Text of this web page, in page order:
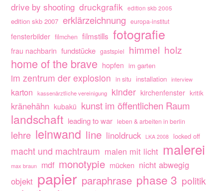
drive by shooting druckgrafik edition skb 2005
edition skb 2007 erklärzeichnung europa-institut
fensterbilder filmchen filmstills fotografie
frau nachbarin fundstücke gastspiel himmel holz
home of the brave hopfen im garten
im zentrum der explosion in situ installation interview
karton kassenärztliche vereinigung kinder kirchenfenster kritik
kränehähn kubakü kunst im öffentlichen Raum
landschaft leading to war leben & arbeiten in berlin
lehre leinwand line linoldruck LKA 2008 locked off
macht und machtraum malen mit licht malerei
max braun mdf monotypie mücken nicht abwegig
objekt papier paraphrase phase 3 politik